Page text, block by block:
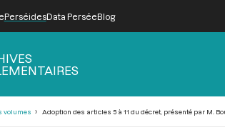
PerséidesData PerséeBlog
volumes Adoption des articles 5 à 11 du décret, présenté par M.